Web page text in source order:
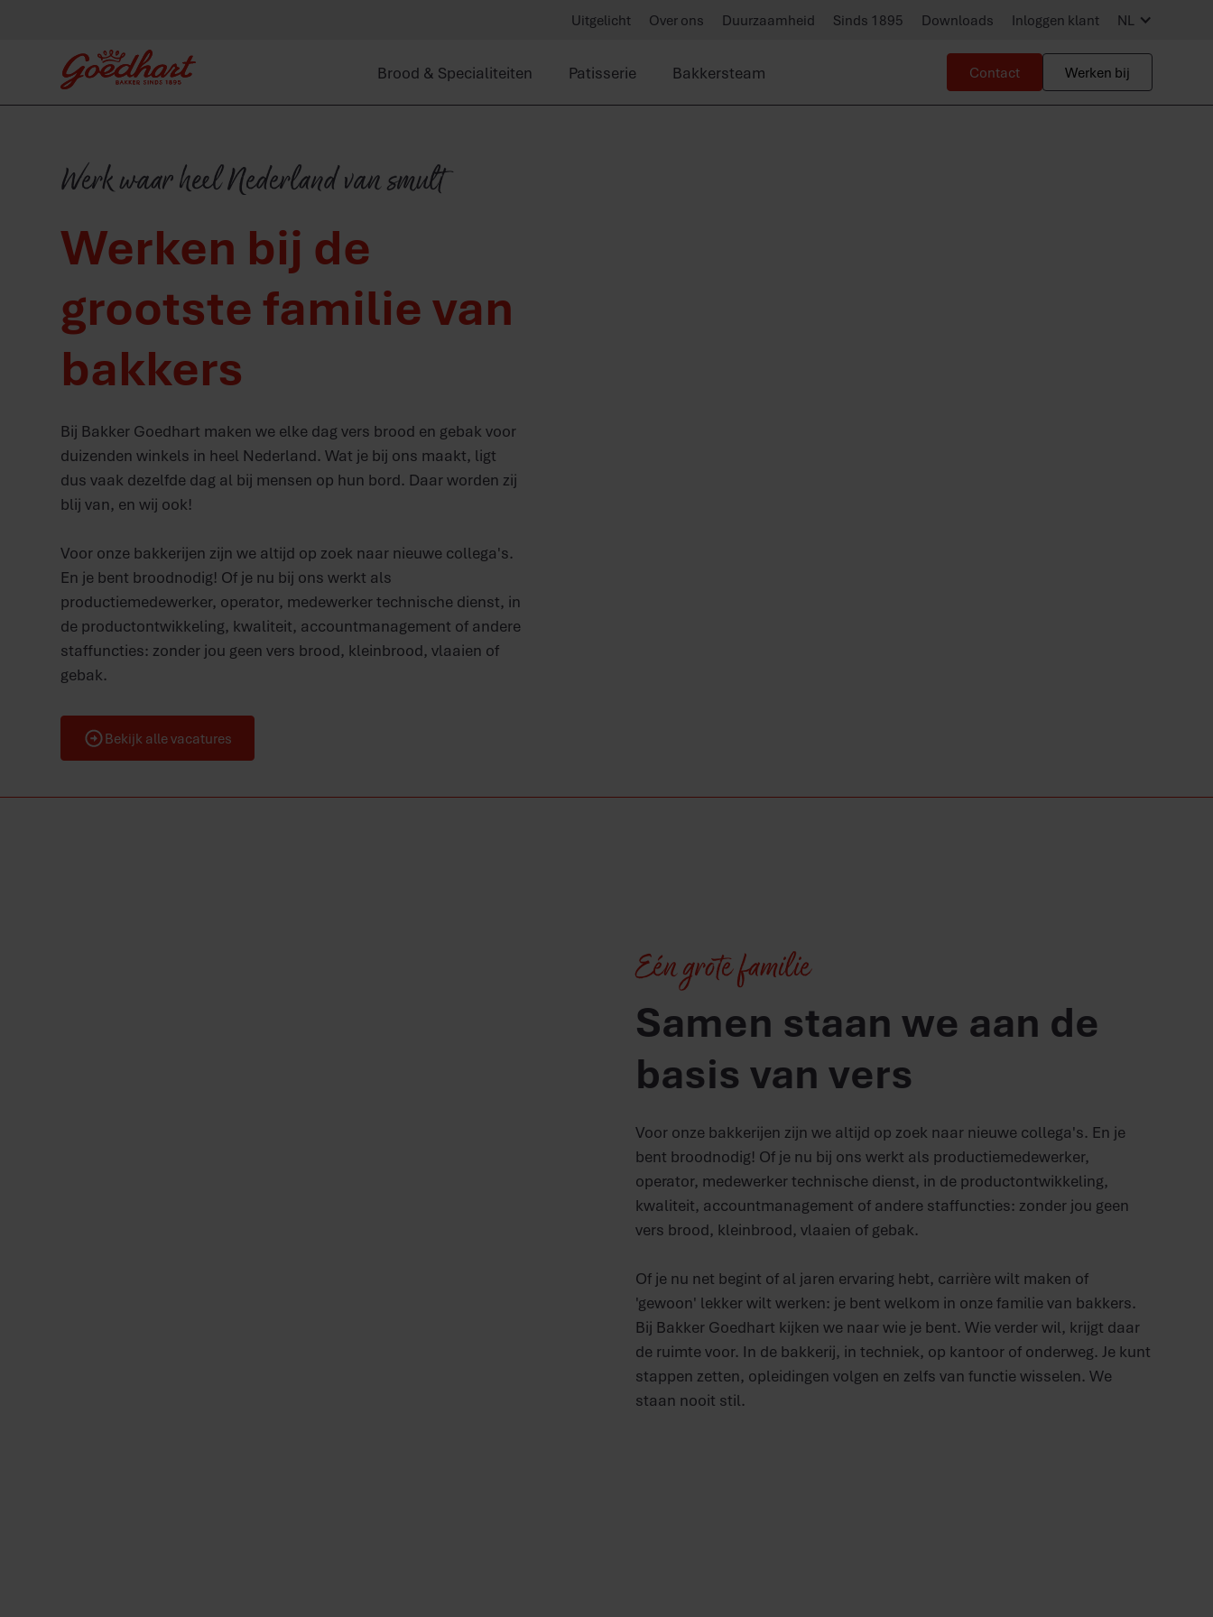
Brood & Specialiteiten Patisserie Bakkersteam
Uitgelicht Over ons Duurzaamheid Sinds 1895 Downloads Inloggen klant NL
Contact Werken bij
Werk waar heel Nederland van smult
Werken bij de
grootste familie van
bakkers
Bij Bakker Goedhart maken we elke dag vers brood en gebak voor
duizenden winkels in heel Nederland. Wat je bij ons maakt, ligt
dus vaak dezelfde dag al bij mensen op hun bord. Daar worden zij
blij van, en wij ook!
Voor onze bakkerijen zijn we altijd op zoek naar nieuwe collega's.
En je bent broodnodig! Of je nu bij ons werkt als
productiemedewerker, operator, medewerker technische dienst, in
de productontwikkeling, kwaliteit, accountmanagement of andere
staffuncties: zonder jou geen vers brood, kleinbrood, vlaaien of
gebak.
Bekijk alle vacatures
Eén grote familie
Samen staan we aan de
basis van vers
Voor onze bakkerijen zijn we altijd op zoek naar nieuwe collega's. En je
bent broodnodig! Of je nu bij ons werkt als productiemedewerker,
operator, medewerker technische dienst, in de productontwikkeling,
kwaliteit, accountmanagement of andere staffuncties: zonder jou geen
vers brood, kleinbrood, vlaaien of gebak.
Of je nu net begint of al jaren ervaring hebt, carrière wilt maken of
'gewoon' lekker wilt werken: je bent welkom in onze familie van bakkers.
Bij Bakker Goedhart kijken we naar wie je bent. Wie verder wil, krijgt daar
de ruimte voor. In de bakkerij, in techniek, op kantoor of onderweg. Je kunt
stappen zetten, opleidingen volgen en zelfs van functie wisselen. We
staan nooit stil.